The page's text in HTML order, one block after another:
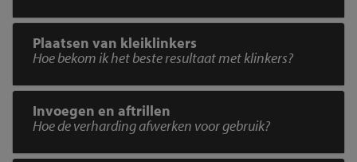
Plaatsen van kleiklinkers
Hoe bekom ik het beste resultaat met klinkers?
Invoegen en aftrillen
Hoe de verharding afwerken voor gebruik?